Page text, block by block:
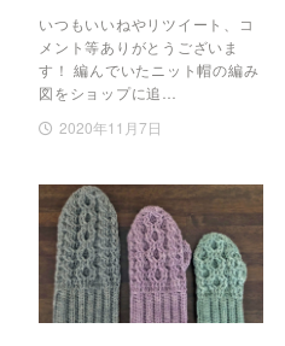
いつもいいねやリツイート、コ
メント等ありがとうございま
す！ 編んでいたニット帽の編み
図をショップに追…
2020年11月7日